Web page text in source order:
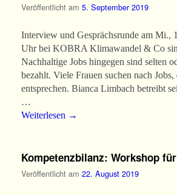
Veröffentlicht am 5. September 2019
Interview und Gesprächsrunde am Mi.,
Uhr bei KOBRA Klimawandel & Co
Nachhaltige Jobs hingegen sind selten
bezahlt. Viele Frauen suchen nach
entsprechen. Bianca Limbach betreibt
…
Weiterlesen →
Kompetenzbilanz: Workshop
Veröffentlicht am 22. August 2019